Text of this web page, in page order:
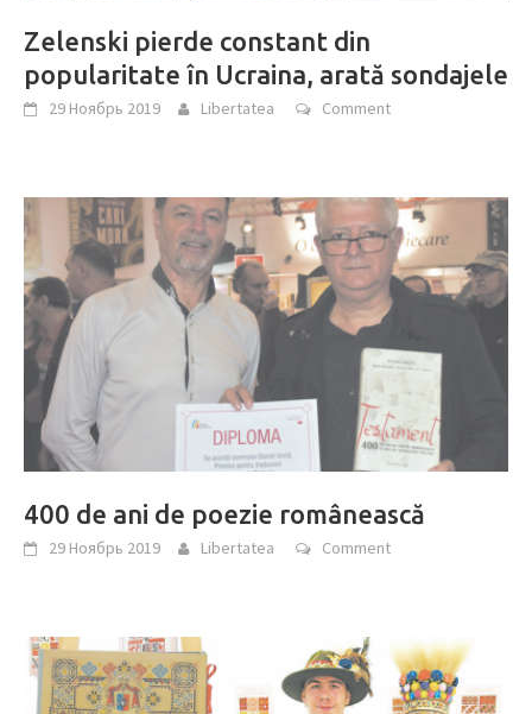
Zelenski pierde constant din
popularitate în Ucraina, arată sondajele
29 Ноябрь 2019 Libertatea Comment
400 de ani de poezie românească
29 Ноябрь 2019 Libertatea Comment